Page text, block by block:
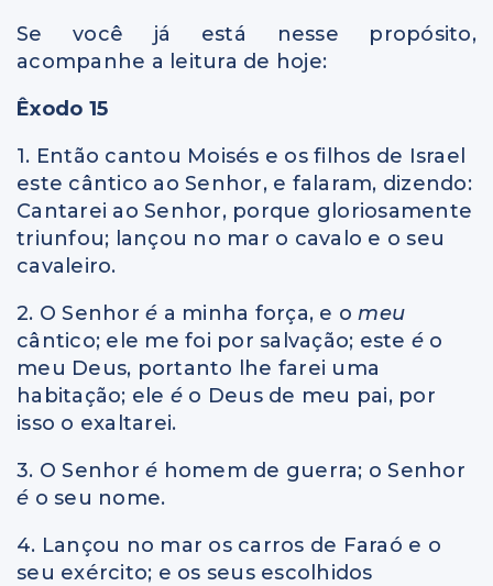
Se você já está nesse propósito,
acompanhe a leitura de hoje:
Êxodo 15
1. Então cantou Moisés e os filhos de Israel
este cântico ao Senhor, e falaram, dizendo:
Cantarei ao Senhor, porque gloriosamente
triunfou; lançou no mar o cavalo e o seu
cavaleiro.
2. O Senhor é a minha força, e omeu
cântico; ele me foi por salvação; este é o
meu Deus, portanto lhe farei uma
habitação; ele é o Deus de meu pai, por
isso o exaltarei.
3. O Senhor é homem de guerra; o Senhor
é o seu nome.
4. Lançou no mar os carros de Faraó e o
seu exército; e os seus escolhidos